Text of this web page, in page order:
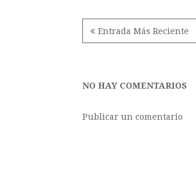
Entrada Más Reciente
NO HAY COMENTARIOS
Publicar un comentario